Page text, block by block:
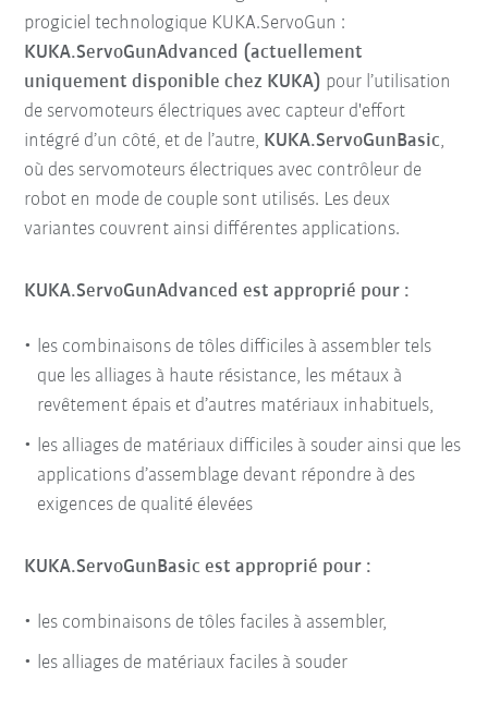
progiciel technologique KUKA.ServoGun :
KUKA.ServoGunAdvanced (actuellement
uniquement disponible chez KUKA) pour l’utilisation
de servomoteurs électriques avec capteur d'effort
intégré d’un côté, et de l’autre, KUKA.ServoGunBasic,
où des servomoteurs électriques avec contrôleur de
robot en mode de couple sont utilisés. Les deux
variantes couvrent ainsi différentes applications.
KUKA.ServoGunAdvanced est approprié pour :
les combinaisons de tôles difficiles à assembler tels
que les alliages à haute résistance, les métaux à
revêtement épais et d’autres matériaux inhabituels,
les alliages de matériaux difficiles à souder ainsi que les
applications d’assemblage devant répondre à des
exigences de qualité élevées
KUKA.ServoGunBasic est approprié pour :
les combinaisons de tôles faciles à assembler,
les alliages de matériaux faciles à souder